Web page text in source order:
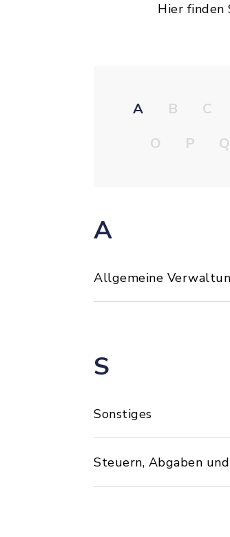
Hier finden
A B C
O
P Q
A
Allgemeine
S
Sonstiges
Steuern, Abgaben